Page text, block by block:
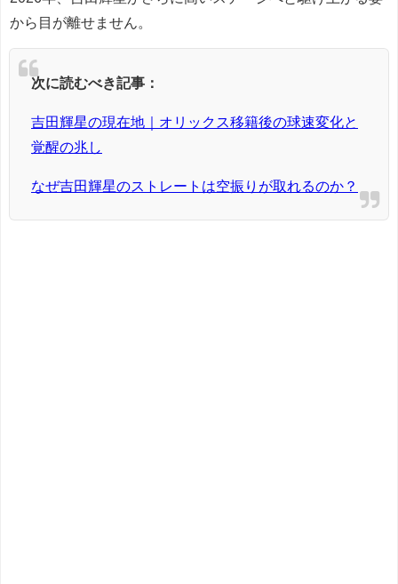
から目が離せません。
次に読むべき記事：
吉田輝星の現在地｜オリックス移籍後の球速変化と
覚醒の兆し
なぜ吉田輝星のストレートは空振りが取れるのか？